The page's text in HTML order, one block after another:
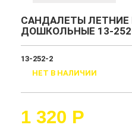
САНДАЛЕТЫ
ДОШКОЛЬНЫЕ 13-
13-252-2
НЕТ В НАЛИЧИИ
1 320 Р